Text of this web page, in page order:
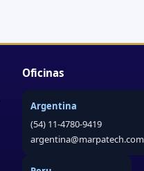
Oficinas
Argentina
(54) 11-4780-9419
argentina@marpatech.com